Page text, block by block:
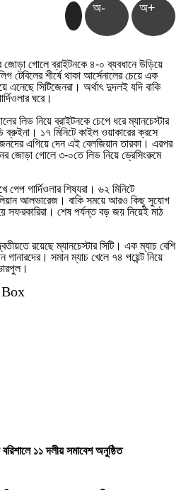
অ- অ+
জোড়া গোলে ব্রাইটনকে ৪-০ ব্যবধানে উড়িয়ে
টেবিলের শীর্ষে থাকা আর্সেনালের চেয়ে এক
এনেছে সিটিজেনরা। অর্থাৎ দুদলই যদি বাকি
ঘরে।
লিড নিয়ে ব্রাইটনকে চেপে ধরে ম্যানচেস্টার
ব্রুইনা। ১৭ মিনিটে কাইল ওয়াকারের ক্রসে
এগিয়ে দেন এই বেলজিয়ান তারকা। এরপর
জোড়া গোলে ৩-০তে লিড নিয়ে ড্রেসিংরুমে
পেপ গার্দিওলার শিষ্যরা। ৬২ মিনিটে
আলভারেজ। বাকি সময়ে আরও কিছু সুযোগ
সফরকারিরা। শেষ পর্যন্ত বড় জয় নিয়েই মাঠ
রয়েছে ম্যানচেস্টার সিটি। এক ম্যাচ বেশি
গানারদের। সমান ম্যাচ খেলে ৭৪ পয়েন্ট নিয়ে
১১ দলীয় সমাবেশ অনুষ্ঠিত